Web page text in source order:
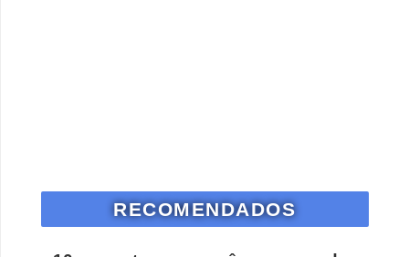
RECOMENDADOS